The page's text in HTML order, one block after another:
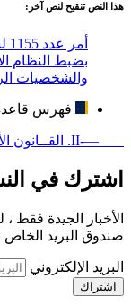
هذا النص تنقيح لنص آخر:
بضبط النظام
والشخصيات
فهرس قاعدة
—-II. القــانون الأســاسي الخــاص
اشترك في
الأخبار الجيدة
صندوق البريد الخاص
البريد الإلكتروني
اشتراك